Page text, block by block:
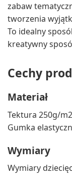
zabaw
tworzenia
To idealny
kreatywny
Cechy
Materiał
Tektura 250g/
Gumka
Wymiary
Wymiary